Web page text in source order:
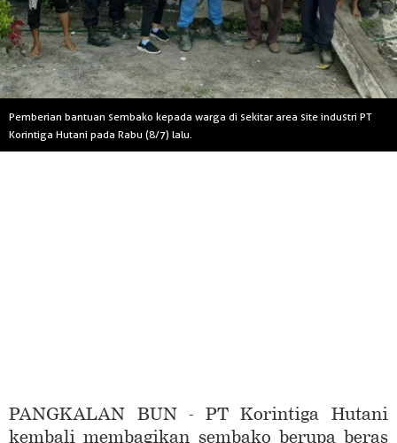
Pemberian bantuan sembako kepada warga di sekitar area site industri PT
Korintiga Hutani pada Rabu (8/7) lalu.
PANGKALAN BUN - PT Korintiga Hutani
kembali membagikan sembako berupa beras